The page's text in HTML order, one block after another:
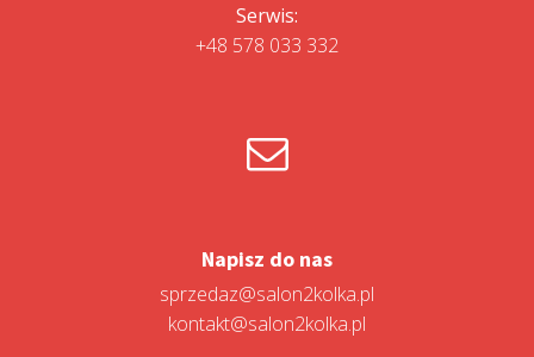
Serwis:
+48 578 033 332
Napisz do nas
sprzedaz@salon2kolka.pl
kontakt@salon2kolka.pl